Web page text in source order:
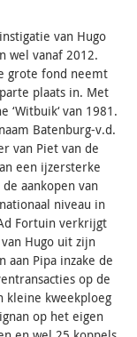
van Hugo
wel vanaf 2012.
grote fond neemt
plaats in. Met
van 1981.
Batenburg-v.d.
van Piet van de
een ijzersterke
aankopen van
niveau in
Fortuin verkrijgt
Hugo uit zijn
aan Pipa inzake de
op de
kleine kweekploeg
op het eigen